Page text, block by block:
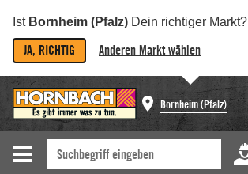
Ist Bornheim (Pfalz) Dein richtiger Markt?
JA, RICHTIG Anderen Markt wählen
Bornheim (Pfalz)